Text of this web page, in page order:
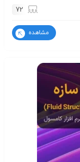
72
مشاهده